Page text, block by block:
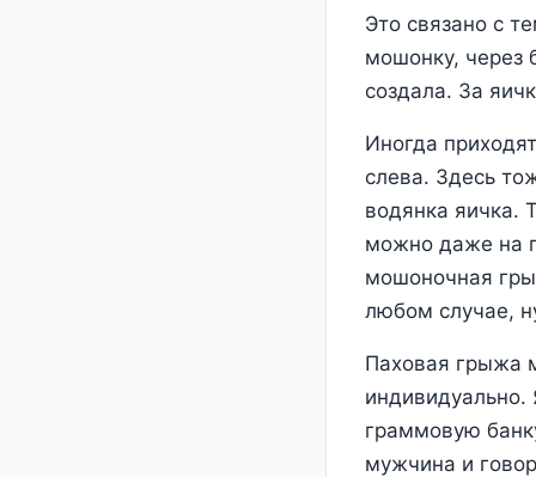
Это связано с
мошонку, через
создала. За
Иногда
слева. Здесь
водянка яичка.
можно даже на
мошоночная
любом случае,
Паховая грыжа
граммовую
мужчина и